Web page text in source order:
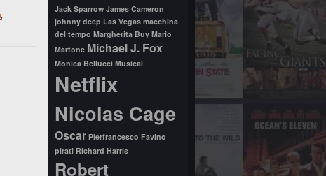
Jack Sparrow James Cameron
johnny deep Las Vegas macchina
del tempo Margherita Buy Mario
Martone Michael J. Fox
Monica Bellucci Musical
Netflix
Nicolas Cage
Oscar Pierfrancesco Favino
pirati Richard Harris
Robert